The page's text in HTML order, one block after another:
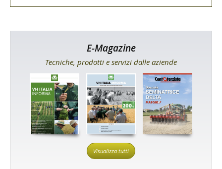
E-Magazine
Tecniche, prodotti e servizi dalle aziende
Visualizza tutti